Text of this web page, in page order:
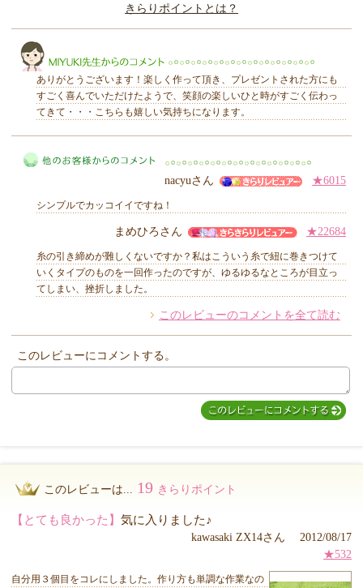
きらり
きらりポイントとは？
MIYUKI先生からのコメント
ありがとうございます！楽しく作って頂き、プレゼントされた方にも
すごく喜んでいただけたようで、笑顔の楽しいひと時がすごく伝わっ
てきて・・・こちらも嬉しい気持ちになります。
他のお客様からのコメント
nacyuさん ★6015
シンプルでカッコイイですね！
まめひろさん ★22684
糸の引き締めが難しくないですか？私はこういう糸で紐に巻きつけて
いくタイプのものを一回作ったのですが、ゆるゆるなところが目立っ
てしまい、挫折しました。
このレビューのコメントを全て読む
このレビューにコメントする。
このレビューは... 19 きらりポイント
【とても良かった】 気に入りました♪
kawasaki ZX14さん 2012/08/17
★532
自分用３個目をコレにしました。作り方も単調な作業なの